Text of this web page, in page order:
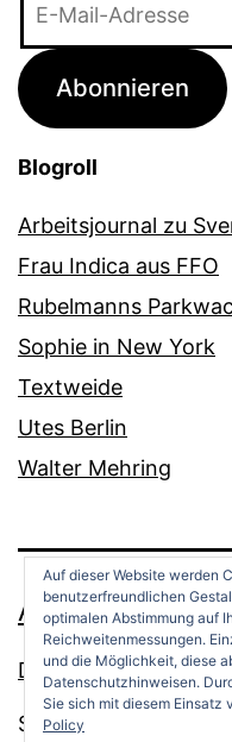
Adresse
Abonnieren
Blogroll
Arbeitsjournal zu
Frau Indica aus FFO
Rubelmanns
Sophie in New York
Textweide
Utes Berlin
Walter Mehring
ANDREAS
Datenschutz
Stolz präsentiert von
Auf dieser Website werden
benutzerfreundlichen
optimalen Abstimmung auf
Reichweitenmessungen.
und die Möglichkeit, diese
Datenschutzhinweisen.
Sie sich mit diesem Einsatz
Policy